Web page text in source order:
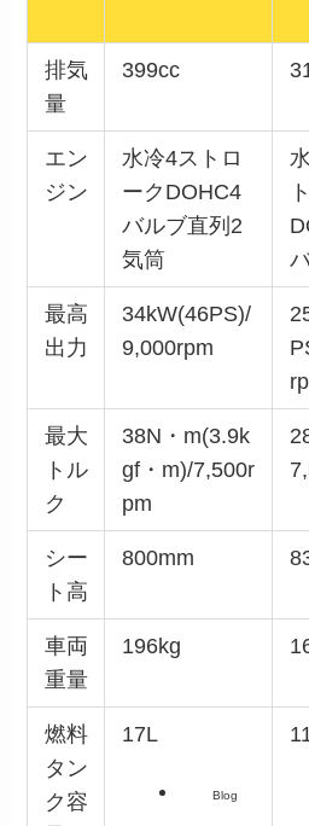
排気
量
399cc
エン
ジン
水冷4ストロ
ークDOHC4
バルブ直列2
気筒
最高
出力
34kW(46PS)/
9,000rpm
最大
トル
ク
38N・m(3.9k
gf・m)/7,500r
pm
シー
ト高
800mm
車両
重量
196kg
燃料
タン
ク容
17L
Blog